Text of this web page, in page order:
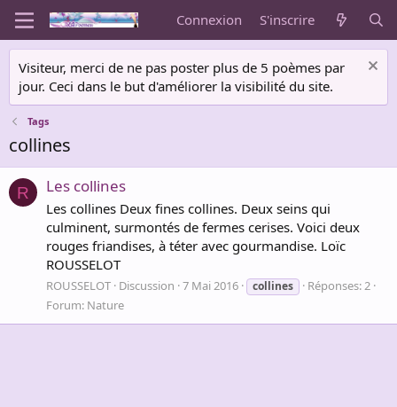
Connexion S'inscrire
Visiteur, merci de ne pas poster plus de 5 poèmes par
jour. Ceci dans le but d'améliorer la visibilité du site.
Tags
collines
R Les collines
Les collines Deux fines collines. Deux seins qui
culminent, surmontés de fermes cerises. Voici deux
rouges friandises, à téter avec gourmandise. Loïc
ROUSSELOT
ROUSSELOT Discussion 7 Mai 2016 collines
Réponses: 2
Forum: Nature